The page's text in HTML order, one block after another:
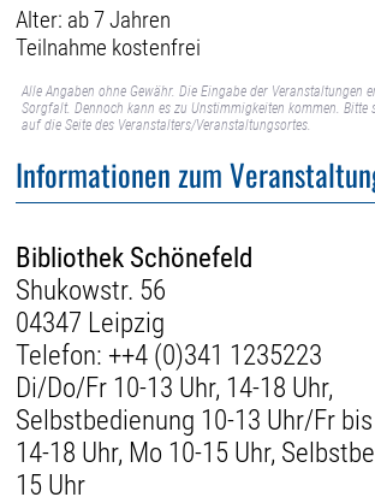
Alter: ab 7 Jahren
Teilnahme kostenfrei
Alle Angaben ohne Gewähr. Die Eingabe der Veranstaltungen
Sorgfalt. Dennoch kann es zu Unstimmigkeiten kommen. Bitte
auf die Seite des Veranstalters/Veranstaltungsortes.
Informationen zum
Bibliothek Schönefeld
Shukowstr. 56
04347 Leipzig
Telefon: ++4 (0)341 1235223
Di/Do/Fr 10-13 Uhr, 14-18 Uhr,
Selbstbedienung 10-13 Uhr/Fr
14-18 Uhr, Mo 10-15 Uhr,
15 Uhr